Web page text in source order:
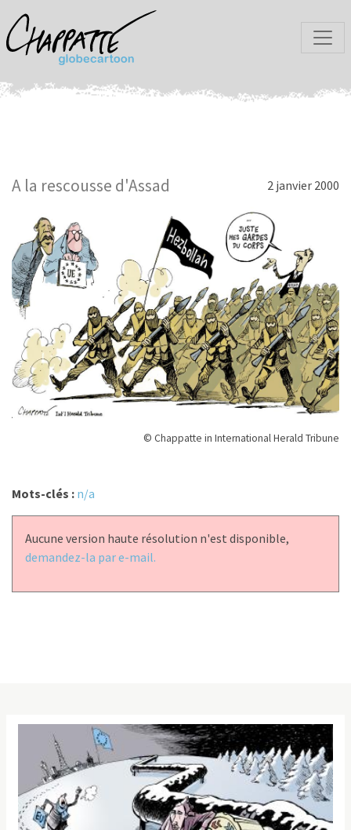
A la rescousse d'Assad 2 janvier 2000
© Chappatte in International Herald Tribune
Mots-clés : n/a
Aucune version haute résolution n'est disponible,
demandez-la par e-mail.